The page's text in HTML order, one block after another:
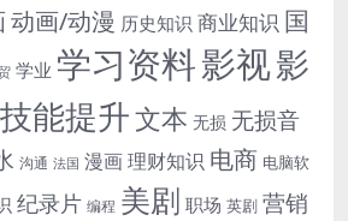
动画/动漫 历史知识 商业知识 国
学业 学习资料影视影
技能提升文本 无损 无损音
沟通 法国 漫画理财知识 电商 电脑软
纪录片 编程 美剧 职场 英剧 营销